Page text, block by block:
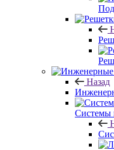
Назад
Системы